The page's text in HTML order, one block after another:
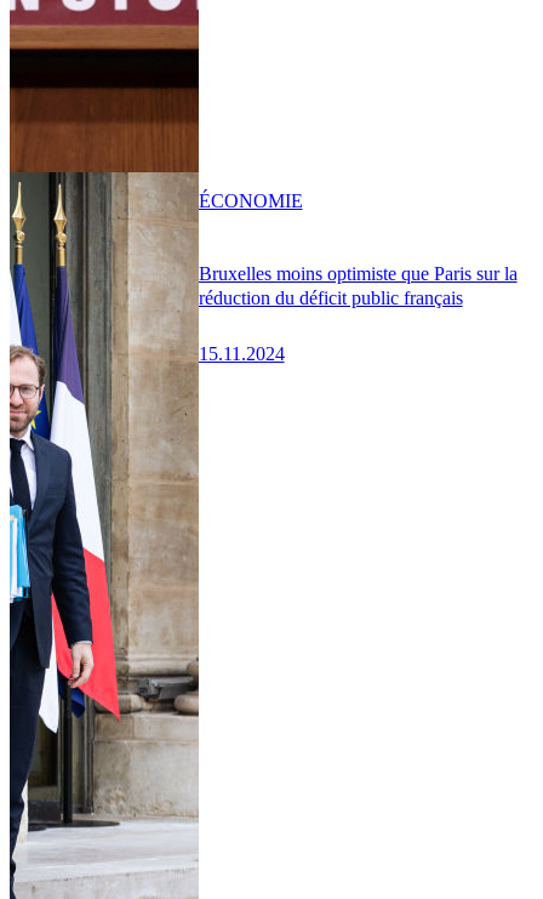
Bruxelles moins optimiste que Paris sur la
réduction du déficit public français
15.11.2024
ÉCONOMIE